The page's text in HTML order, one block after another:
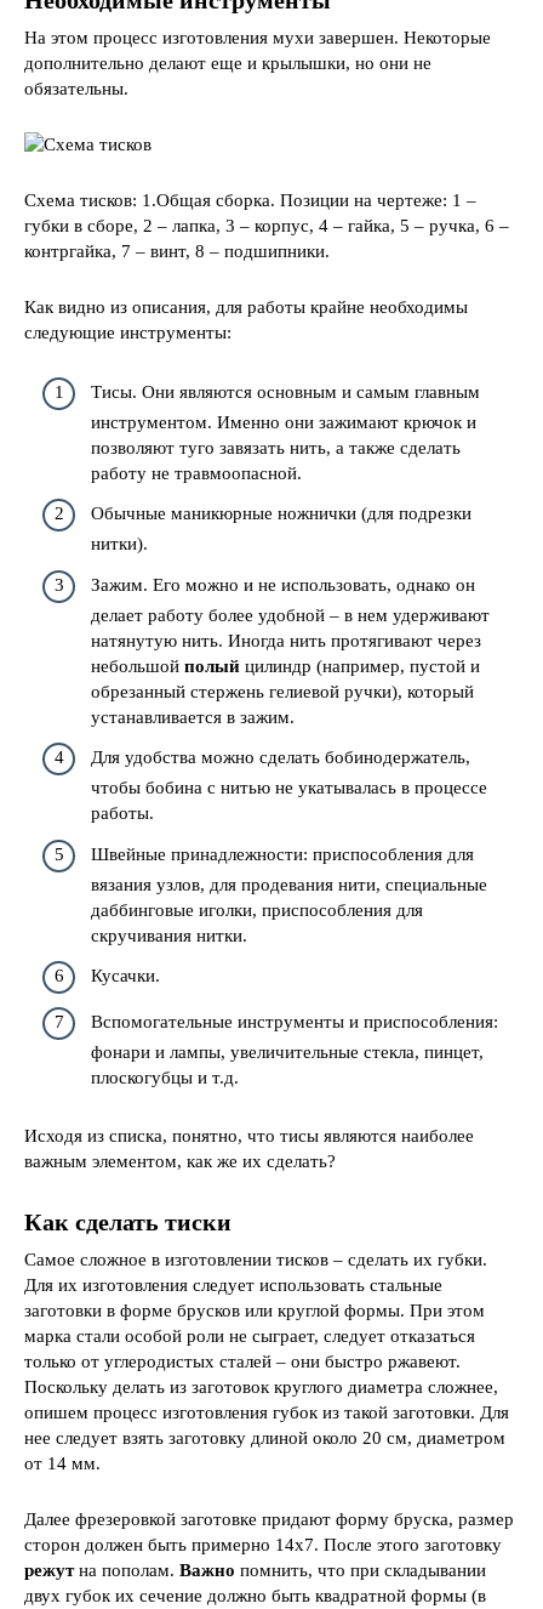
На этом процесс изготовления мухи завершен. Некоторые
дополнительно делают еще и крылышки, но они не
обязательны.
Схема тисков: 1.Общая сборка. Позиции на чертеже: 1 –
губки в сборе, 2 – лапка, 3 – корпус, 4 – гайка, 5 – ручка, 6 –
контргайка, 7 – винт, 8 – подшипники.
Как видно из описания, для работы крайне необходимы
следующие инструменты:
Тисы. Они являются основным и самым главным
инструментом. Именно они зажимают крючок и
позволяют туго завязать нить, а также сделать
работу не травмоопасной.
Обычные маникюрные ножнички (для подрезки
нитки).
Зажим. Его можно и не использовать, однако он
делает работу более удобной – в нем удерживают
натянутую нить. Иногда нить протягивают через
небольшой полый цилиндр (например, пустой и
обрезанный стержень гелиевой ручки), который
устанавливается в зажим.
Для удобства можно сделать бобинодержатель,
чтобы бобина с нитью не укатывалась в процессе
работы.
Швейные принадлежности: приспособления для
вязания узлов, для продевания нити, специальные
даббинговые иголки, приспособления для
скручивания нитки.
Кусачки.
Вспомогательные инструменты и приспособления:
фонари и лампы, увеличительные стекла, пинцет,
плоскогубцы и т.д.
Исходя из списка, понятно, что тисы являются наиболее
важным элементом, как же их сделать?
Как сделать тиски
Самое сложное в изготовлении тисков – сделать их губки.
Для их изготовления следует использовать стальные
заготовки в форме брусков или круглой формы. При этом
марка стали особой роли не сыграет, следует отказаться
только от углеродистых сталей – они быстро ржавеют.
Поскольку делать из заготовок круглого диаметра сложнее,
опишем процесс изготовления губок из такой заготовки. Для
нее следует взять заготовку длиной около 20 см, диаметром
от 14 мм.
Далее фрезеровкой заготовке придают форму бруска, размер
сторон должен быть примерно 14х7. После этого заготовку
режутна пополам. Важно помнить, что при складывании
двух губок их сечение должно быть квадратной формы (в